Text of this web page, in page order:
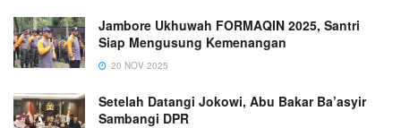
Jambore Ukhuwah FORMAQIN 2025, Santri
Siap Mengusung Kemenangan
20 NOV 2025
Setelah Datangi Jokowi, Abu Bakar Ba’asyir
Sambangi DPR